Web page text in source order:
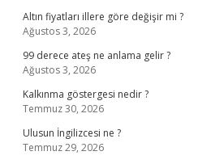
Altın fiyatları illere göre değişir mi ?
Ağustos 3, 2026
99 derece ateş ne anlama gelir ?
Ağustos 3, 2026
Kalkınma göstergesi nedir ?
Temmuz 30, 2026
Ulusun İngilizcesi ne ?
Temmuz 29, 2026